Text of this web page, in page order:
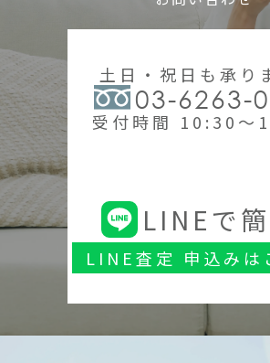
土日・祝日も承り
03-6263-
受付時間 10:30～
LINEで
LINE査定 申込みは